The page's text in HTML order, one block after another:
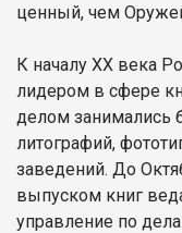
ценный, чем
К началу ХХ века
лидером в сфере
делом занимались
литографий,
заведений. До
выпуском книг
управление по